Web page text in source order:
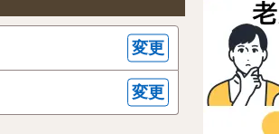
変更
変更